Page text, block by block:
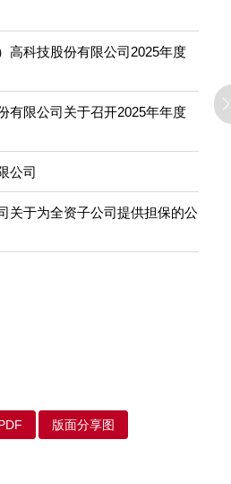
高科技股份有限公司2025年度
有限公司关于召开2025年年度
公司
关于为全资子公司提供担保的公
版面分享图